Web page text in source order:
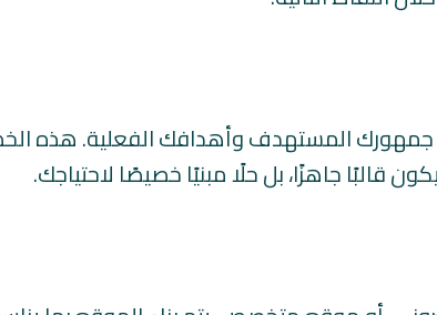
جمهورك المستهدف وأهدافك الفعلية. هذه
جاهزًا، بل حلًا مبنيًا خصيصًا لاحتياجك.